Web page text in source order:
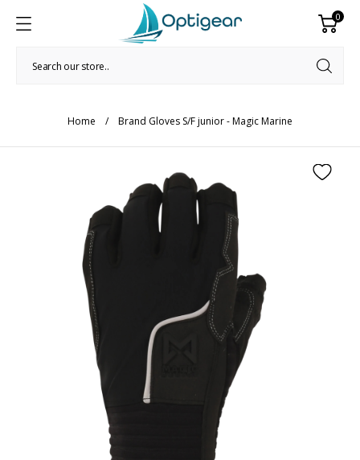
0
Home Brand Gloves S/F junior - Magic Marine